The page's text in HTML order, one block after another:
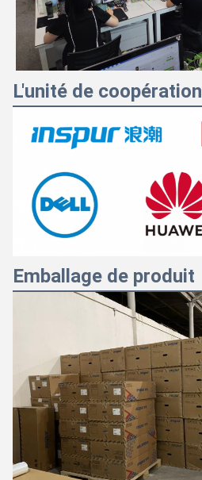
L'unité de coopération
Emballage de produit